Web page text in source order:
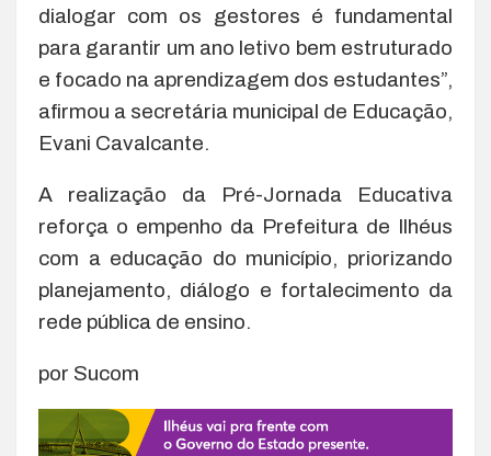
dialogar com os gestores é fundamental
para garantir um ano letivo bem estruturado
e focado na aprendizagem dos estudantes”,
afirmou a secretária municipal de Educação,
Evani Cavalcante.
A realização da Pré-Jornada Educativa
reforça o empenho da Prefeitura de Ilhéus
com a educação do município, priorizando
planejamento, diálogo e fortalecimento da
rede pública de ensino.
por Sucom